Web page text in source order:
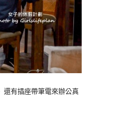
還有插座帶筆電來辦公真